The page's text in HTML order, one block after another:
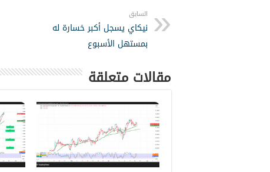
السابق
نيكاي يسجل أكبر خسارة له
بمستهل الأسبوع
مقالات متعلقة